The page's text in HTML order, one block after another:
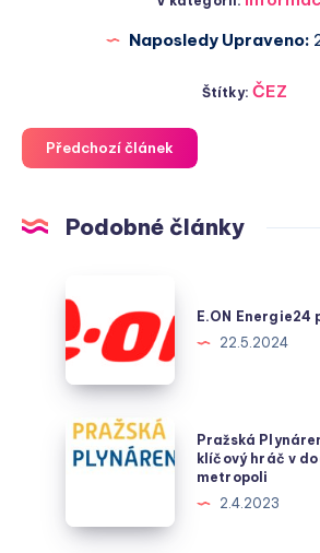
Naposledy Upraveno:
Štítky:ČEZ
Předchozí článek
Podobné články
Energie24
přihlášení
E.ON Energie24
22.5.2024
Pražská
Plynárenská
klíčový
Pražská
klíčový hráč v
metropoli
2.4.2023